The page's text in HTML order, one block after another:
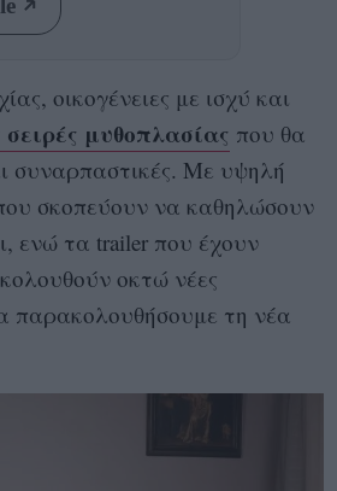
οικογένειες με ισχύ και
μυθοπλασίας που θα
συναρπαστικές. Με υψηλή
σκοπεύουν να καθηλώσουν
ενώ τα trailer που έχουν
οκτώ νέες
παρακολουθήσουμε τη νέα